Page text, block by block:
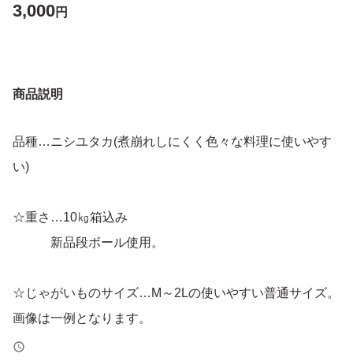
3,000円
商品説明
品種…ニシユタカ(煮崩れしにくく色々な料理に使いやす
い)
☆重さ…10㎏箱込み
新品段ボール使用。
☆じゃがいものサイズ…M～2Lの使いやすい普通サイズ。
画像は一例となります。